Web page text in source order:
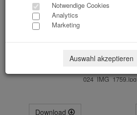
024_IMG_1759.jpg
Download
Notwendige Cookies
Analytics
Marketing
Auswahl akzeptieren